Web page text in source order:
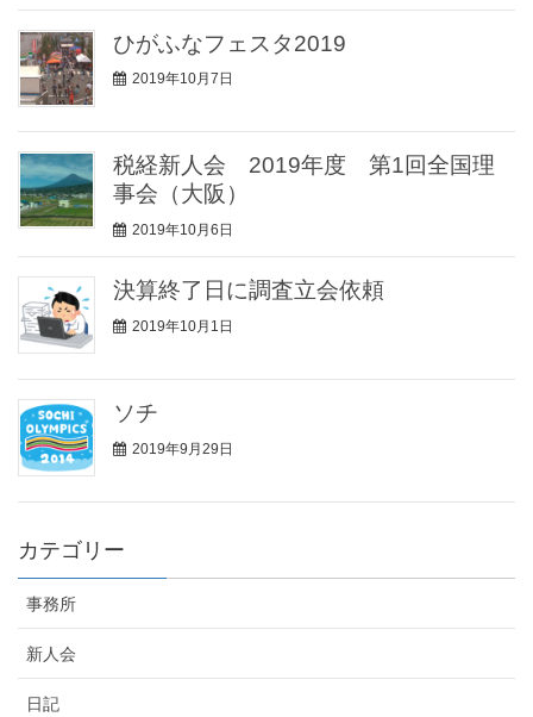
ひがふなフェスタ2019
2019年10月7日
税経新人会 2019年度 第1回全国理
事会（大阪）
2019年10月6日
決算終了日に調査立会依頼
2019年10月1日
ソチ
2019年9月29日
カテゴリー
事務所
新人会
日記